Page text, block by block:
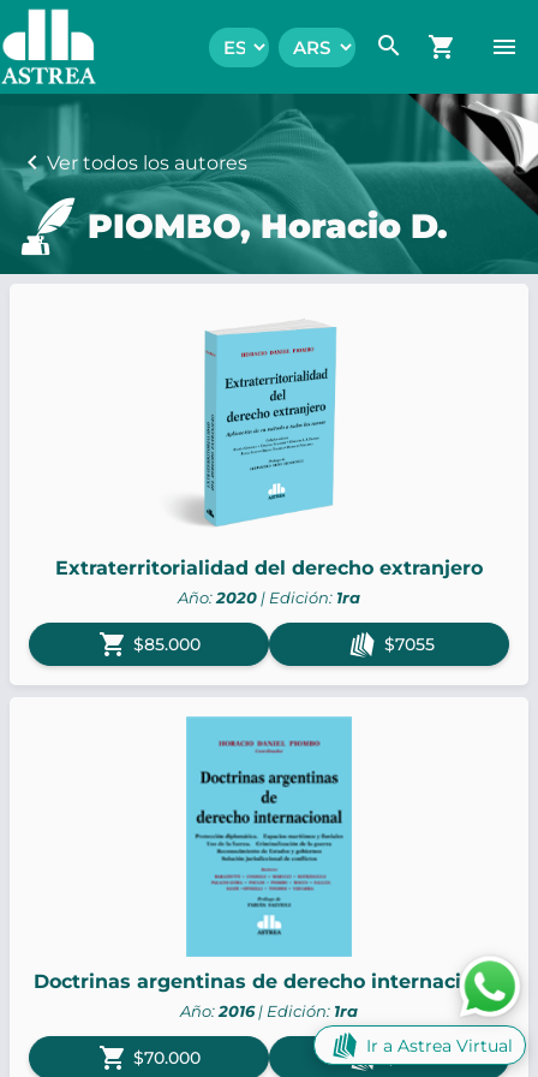
search shopping_cart menu
chevron_leftVer todos los autores
PIOMBO, Horacio D.
Extraterritorialidad del derecho extranjero
Año:2020 | Edición: 1ra
shopping_cart $85.000 $7055
Doctrinas argentinas de derecho internacional
Año:2016| Edición: 1ra
shopping_cart $70.000 $5810
Ir a Astrea Virtual